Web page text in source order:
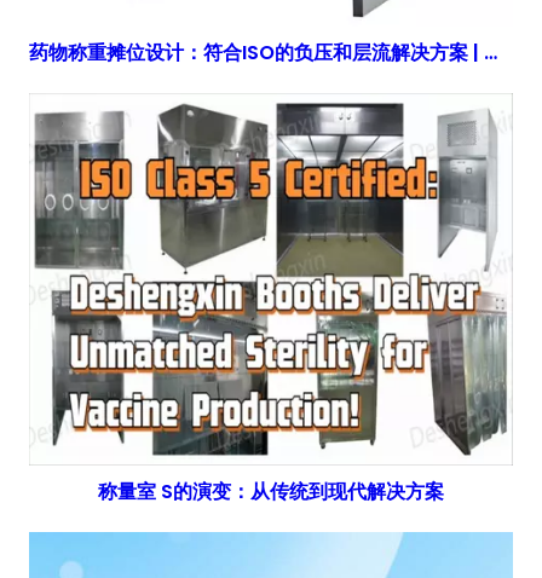
药物称重摊位设计：符合ISO的负压和层流解决方案 | 得胜鑫
称量室 S的演变：从传统到现代解决方案